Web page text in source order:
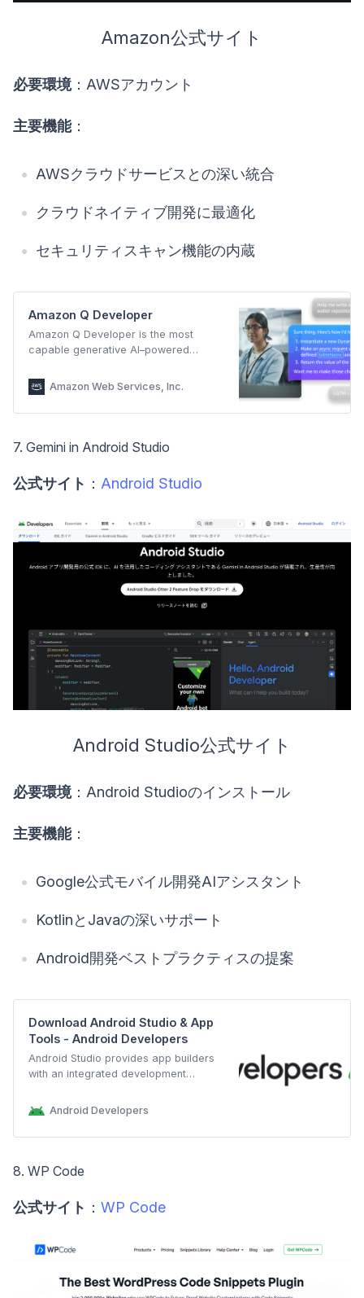
Amazon公式サイト
必要環境：AWSアカウント
主要機能：
AWSクラウドサービスとの深い統合
クラウドネイティブ開発に最適化
セキュリティスキャン機能の内蔵
Amazon Q Developer
Amazon Q Developer is the most
capable generative AI–powered
transforming software, with advanced
capabilities for managing data and
AI/ML.
Amazon Web Services, Inc.
7. Gemini in Android Studio
公式サイト ： Android Studio
Android Studio公式サイト
必要環境：Android Studioのインストール
主要機能：
Google公式モバイル開発AIアシスタント
KotlinとJavaの深いサポート
Android開発ベストプラクティスの提案
Download Android Studio & App
Tools - Android Developers
Android Studio provides app builders
with an integrated development
Android apps. Download Android
Studio today.
Android Developers
8. WP Code
公式サイト ： WP Code